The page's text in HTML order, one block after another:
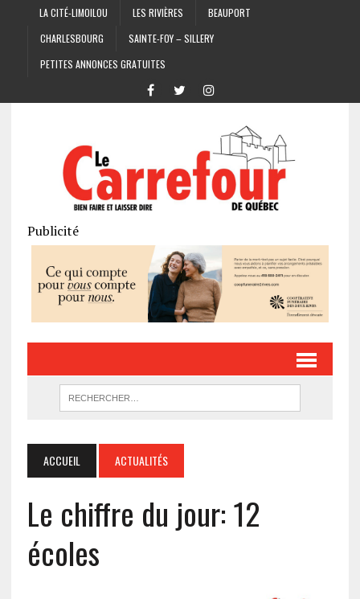
LA CITÉ-LIMOILOU LES RIVIÈRES
BEAUPORT
CHARLESBOURG
SAINTE-FOY – SILLERY
PETITES ANNONCES GRATUITES
Publicité
ACCUEIL ACTUALITÉS
Le chiffre du jour: 12
écoles